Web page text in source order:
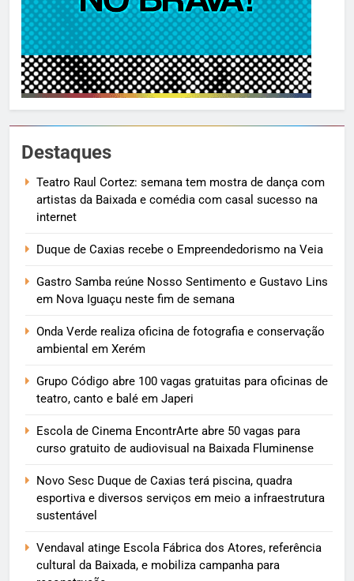
Destaques
Teatro Raul Cortez: semana tem mostra de dança com
artistas da Baixada e comédia com casal sucesso na
internet
Duque de Caxias recebe o Empreendedorismo na Veia
Gastro Samba reúne Nosso Sentimento e Gustavo Lins
em Nova Iguaçu neste fim de semana
Onda Verde realiza oficina de fotografia e conservação
ambiental em Xerém
Grupo Código abre 100 vagas gratuitas para oficinas de
teatro, canto e balé em Japeri
Escola de Cinema EncontrArte abre 50 vagas para
curso gratuito de audiovisual na Baixada Fluminense
Novo Sesc Duque de Caxias terá piscina, quadra
esportiva e diversos serviços em meio a infraestrutura
sustentável
Vendaval atinge Escola Fábrica dos Atores, referência
cultural da Baixada, e mobiliza campanha para